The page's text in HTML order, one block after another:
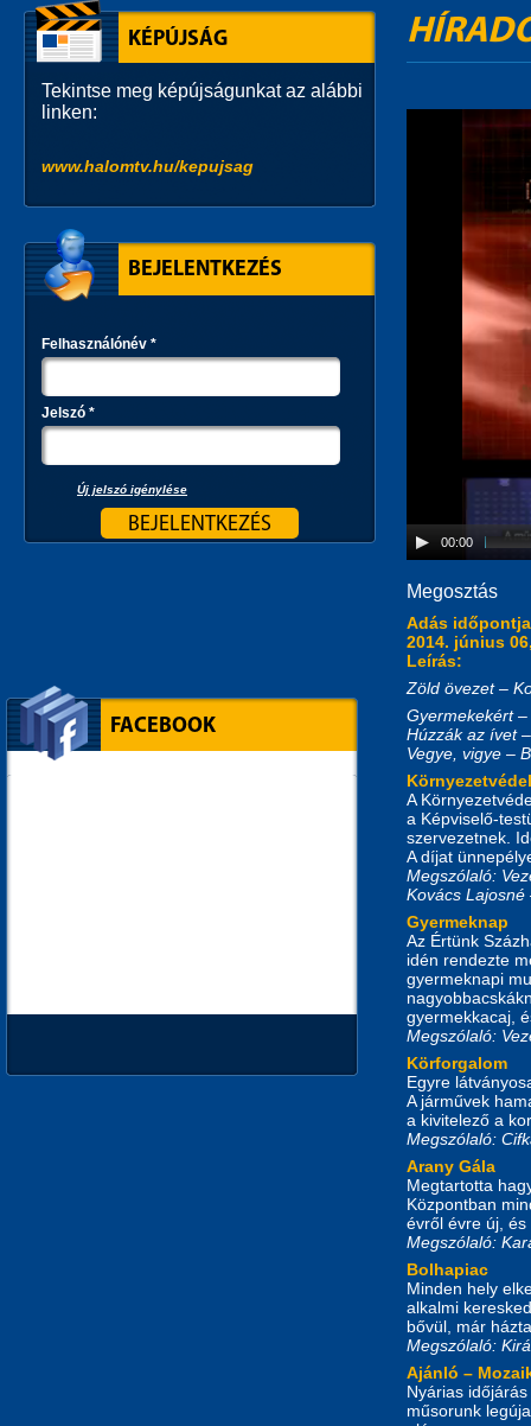
00:00
Megosztás
Adás
2014. június
Leírás:
Zöld övezet –
Gyermekekért
Húzzák az ívet
Vegye, vigye –
A
a Képviselő-
szervezetnek.
A díjat
Megszólaló:
Kovács
Gyermeknap
Az Értünk
idén rendezte
gyermeknapi
gyermekkacaj,
Megszólaló:
Körforgalom
Egyre
A járművek
a kivitelező a
Megszólaló:
Arany Gála
Megtartotta
Központban
évről évre új,
Megszólaló:
Bolhapiac
Minden hely
alkalmi
bővül, már
Megszólaló:
Ajánló –
Nyárias
műsorunk
KÉPÚJSÁG
Tekintse meg képújságunkat az alábbi
linken:
www.halomtv.hu/kepujsag
BEJELENTKEZÉS
Felhasználónév *
Jelszó *
Új jelszó igénylése
FACEBOOK